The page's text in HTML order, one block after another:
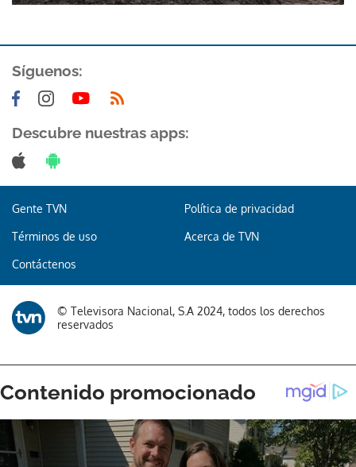
Gracias por suscribirte a nuestro boletín.
Síguenos:
Descubre nuestras apps:
Gente TVN Política de privacidad
Términos de uso Acerca de TVN
Contáctenos
© Televisora Nacional, S.A 2024, todos los derechos
reservados